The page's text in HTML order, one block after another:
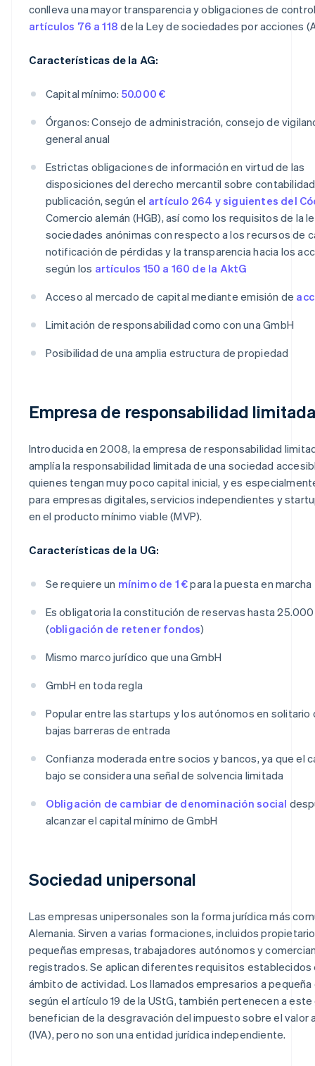
conlleva una mayor transparencia y obligaciones de
artículos 76 a 118 de la Ley de sociedades por acciones
Características de la AG:
Capital mínimo: 50.000 €
Órganos: Consejo de administración, consejo de
general anual
Estrictas obligaciones de información en virtud de las
disposiciones del derecho mercantil sobre
publicación, según el artículo 264 y siguientes del
Comercio alemán (HGB), así como los requisitos de la
sociedades anónimas con respecto a los recursos de
notificación de pérdidas y la transparencia hacia los
según los artículos 150 a 160 de la AktG
Acceso al mercado de capital mediante emisión de
Limitación de responsabilidad como con una GmbH
Posibilidad de una amplia estructura de propiedad
Empresa de responsabilidad limitada
Introducida en 2008, la empresa de responsabilidad
amplía la responsabilidad limitada de una sociedad
quienes tengan muy poco capital inicial, y es
para empresas digitales, servicios independientes y
en el producto mínimo viable (MVP).
Características de la UG:
Se requiere un mínimo de 1 €para la puesta en marcha
Es obligatoria la constitución de reservas hasta
(obligación de retener fondos)
Mismo marco jurídico que una GmbH
GmbH en toda regla
Popular entre las startups y los autónomos en solitario
bajas barreras de entrada
Confianza moderada entre socios y bancos, ya que el
bajo se considera una señal de solvencia limitada
Obligación de cambiar de denominación social
alcanzar el capital mínimo de GmbH
Sociedad unipersonal
Las empresas unipersonales son la forma jurídica más
Alemania. Sirven a varias formaciones, incluidos
pequeñas empresas, trabajadores autónomos y
registrados. Se aplican diferentes requisitos establecidos
ámbito de actividad. Los llamados empresarios a pequeña
según el artículo 19 de la UStG, también pertenecen a
benefician de la desgravación del impuesto sobre el valor
(IVA), pero no son una entidad jurídica independiente.